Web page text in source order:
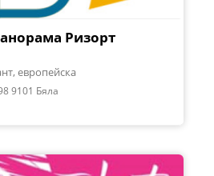
Ризорт
европейска
9101 Бяла